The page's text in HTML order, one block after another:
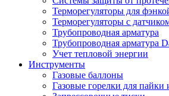
Терморегуляторы для
Терморегуляторы с
Трубопроводная арматура
Трубопроводная арматура
Учет тепловой энергии
Инструменты
Газовые баллоны
Газовые горелки для пайки